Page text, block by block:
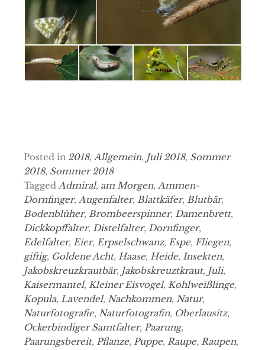
Posted in 2018, Allgemein, Juli 2018, Sommer
2018, Sommer 2018
Tagged Admiral, am Morgen, Ammen-
Dornfinger, Augenfalter, Blattkäfer, Blutbär,
Bodenblüher, Brombeerspinner, Damenbrett,
Dickkopffalter, Distelfalter, Dornfinger,
Edelfalter, Eier, Erpselschwanz, Espe, Fliegen,
giftig, Goldene Acht, Haase, Heide, Insekten,
Jakobskreuzkrautbär, Jakobskreuztkraut, Juli,
Kaisermantel, Kleiner Eisvogel, Kohlweißlinge,
Kopula, Lavendel, Nachkommen, Natur,
Naturfotografie, Naturfotografin, Oberlausitz,
Ockerbindiger Samtfalter, Paarung,
Paarungsbereit, Pflanze, Puppe, Raupe, Raupen,